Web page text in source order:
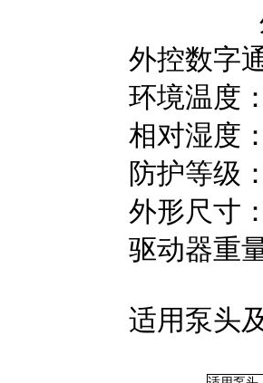
外控模
外控数字
环境温度
相对湿度
防护等级
外形尺寸
驱动器重
适用泵头